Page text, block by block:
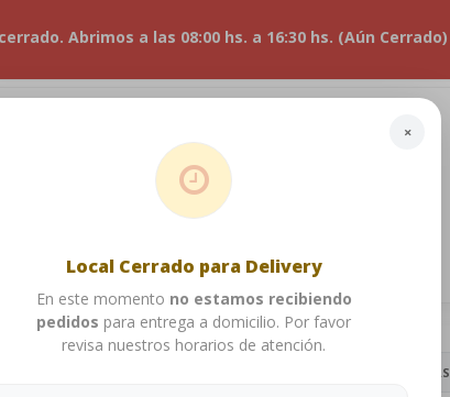
Abrimos a las 08:00 hs. a 16:30 hs. (Aún Cerrado)
SOPAS
×
Local Cerrado para Delivery
En este momento no estamos recibiendo
pedidos para entrega a domicilio. Por favor
revisa nuestros horarios de atención.